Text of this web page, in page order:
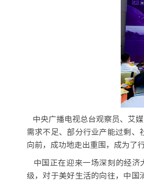
中央广播电视总台观察员、艾
需求不足、部分行业产能过剩、
向前，成功地走出重围，成为了
中国正在迎来一场深刻的经济
级，对于美好生活的向往，中